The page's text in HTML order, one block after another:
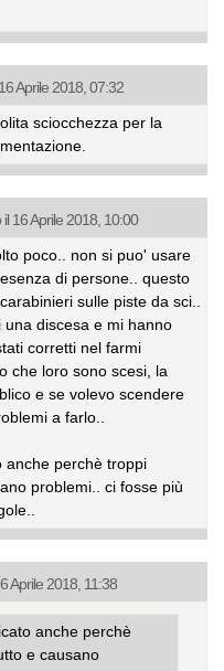
Aprile 2018, 07:32
sciocchezza per la
16 Aprile 2018, 10:00
poco.. non si puo' usare
di persone.. questo
sulle piste da sci..
discesa e mi hanno
corretti nel farmi
che loro sono scesi, la
e se volevo scendere
a farlo..
anche perchè troppi
problemi.. ci fosse più
Aprile 2018, 11:38
anche perchè
e causano